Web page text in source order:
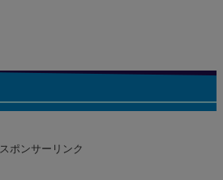
スポンサーリンク